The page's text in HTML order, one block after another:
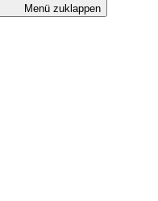
Menü zuklappen